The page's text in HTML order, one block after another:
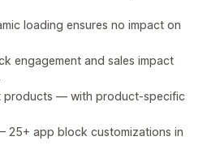
loading ensures no impact on
engagement and sales impact
products — with product-specific
25+ app block customizations in